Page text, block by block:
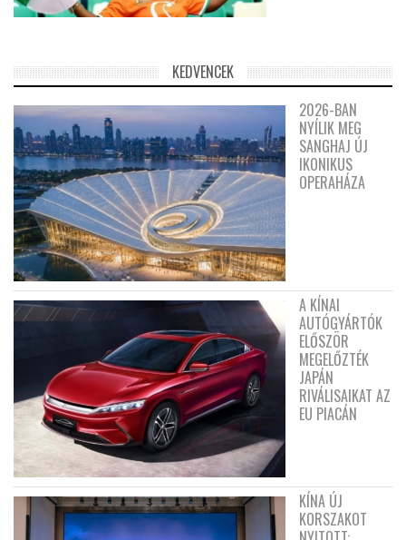
KEDVENCEK
2026-BAN
NYÍLIK MEG
SANGHAJ ÚJ
IKONIKUS
OPERAHÁZA
A KÍNAI
AUTÓGYÁRTÓK
ELŐSZÖR
MEGELŐZTÉK
JAPÁN
RIVÁLISAIKAT AZ
EU PIACÁN
KÍNA ÚJ
KORSZAKOT